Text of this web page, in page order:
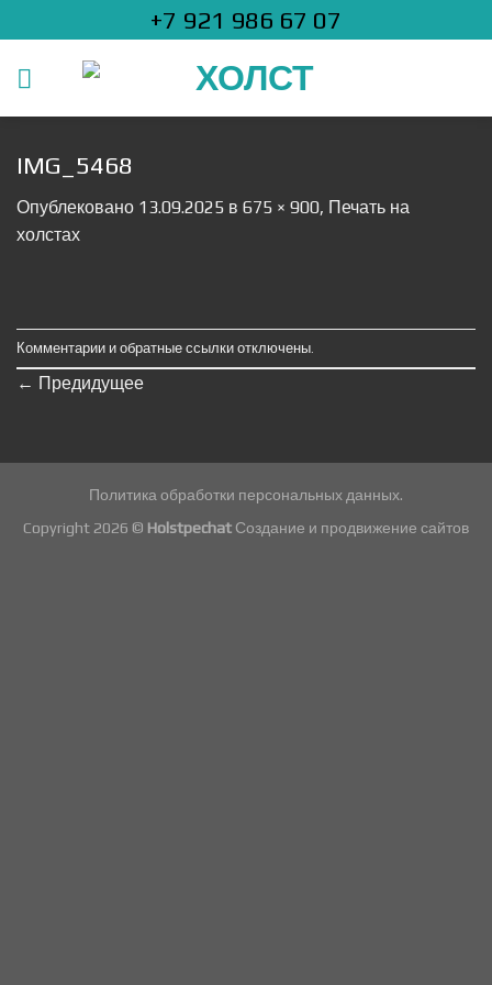
to
content
+7 921 986 67 07
IMG_5468
Опублековано 13.09.2025 в 675 × 900, Печать на
холстах
Комментарии и обратные ссылки отключены.
← Предидущее
Политика обработки персональных данных.
Copyright 2026 © Holstpechat Создание и продвижение сайтов